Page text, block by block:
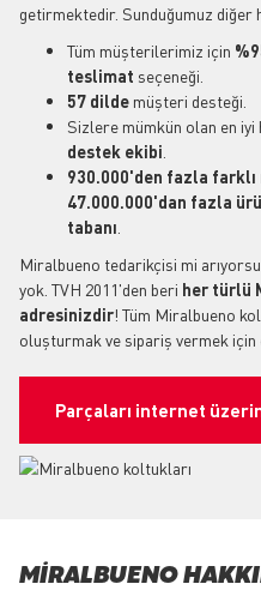
getirmektedir. Sunduğumuz diğer
Tüm müşterilerimiz için
teslimat seçeneği.
57 dilde müşteri desteği.
Sizlere mümkün olan en
destek ekibi
930.000'den fazla farklı
47.000.000'dan fazla
tabanı
Miralbueno tedarikçisi mi
yok. TVH 2011'den beri her türlü
adresinizdir! Tüm Miralbueno
oluşturmak ve sipariş vermek için
Parçaları internet
MIRALBUENO